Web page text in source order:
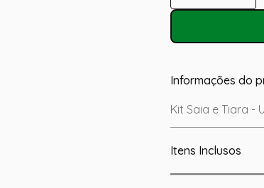
Informações do
Kit Saia e Tiara -
Itens Inclusos